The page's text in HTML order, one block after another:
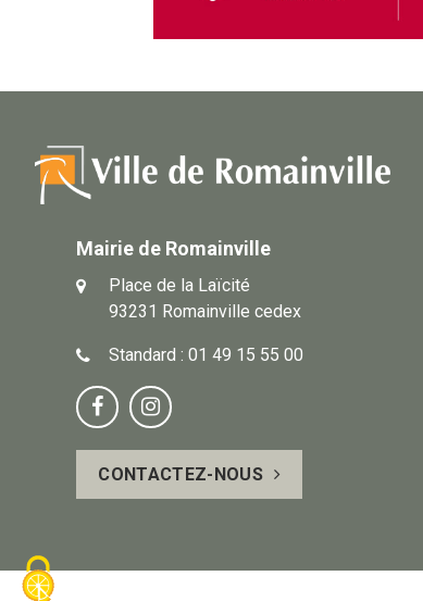
Mairie de Romainville
Place de la Laïcité
93231 Romainville cedex
Standard : 01 49 15 55 00
Notre
page
Facebook
Suivez-
vous
sur
CONTACTEZ-NOUS